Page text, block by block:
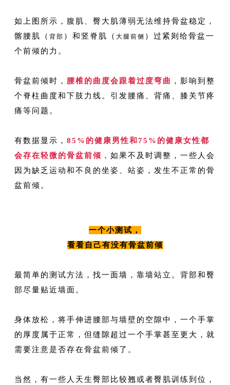
如上图所示，腹肌、臀大肌薄弱无法维持骨盆稳定，
髂腰肌（ 背部 ）和竖脊肌（ 大腿前侧 ）过紧则给骨盆一
个前倾的力。
骨盆前倾时， 腰椎的曲度会跟着过度弯曲 ，影响到整
个脊柱曲度和下肢力线。引发腰痛、背痛、膝关节疼
痛等问题。
有数据显示， 85%的健康男性和75%的健康女性都
会存在轻微的骨盆前倾 ， 如果不及时调整，一些人会
因为缺乏运动和不良的坐姿、站姿，发生不正常的骨
盆前倾。
一个小测试，
看看自己有没有骨盆前倾
最简单的测试方法，找一面墙，靠墙站立。背部和臀
部尽量贴近墙面。
身体放松，将手伸进腰部与墙壁的空隙中，一个手掌
的厚度属于正常，但缝隙超过一个手掌甚至更大，就
需要注意是否存在骨盆前倾了。
当然，有一些人天生臀部比较翘或者臀肌训练到位，